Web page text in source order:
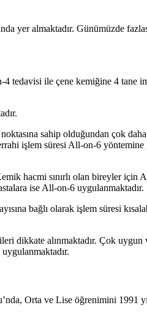
yer almaktadır. Günümüzde
tedavisi ile çene kemiğine 4 tane
sahip olduğundan çok
işlem süresi All-on-6 yöntemine
hacmi sınırlı olan bireyler
ise All-on-6 uygulanmaktadır.
bağlı olarak işlem süresi
dikkate alınmaktadır. Çok uygun
Orta ve Lise öğrenimini 1991